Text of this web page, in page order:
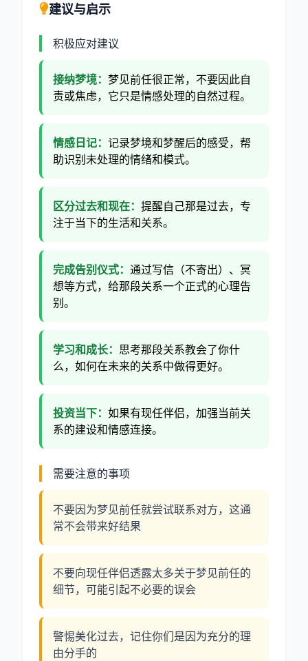
建议与启示
积极应对建议
接纳梦境： 梦见前任很正常，不要因此自
责或焦虑，它只是情感处理的自然过程。
情感日记： 记录梦境和梦醒后的感受，帮
助识别未处理的情绪和模式。
区分过去和现在： 提醒自己那是过去，专
注于当下的生活和关系。
完成告别仪式： 通过写信（不寄出）、冥
想等方式，给那段关系一个正式的心理告
别。
学习和成长： 思考那段关系教会了你什
么，如何在未来的关系中做得更好。
投资当下： 如果有现任伴侣，加强当前关
系的建设和情感连接。
需要注意的事项
不要因为梦见前任就尝试联系对方，这通
常不会带来好结果
不要向现任伴侣透露太多关于梦见前任的
细节，可能引起不必要的误会
警惕美化过去，记住你们是因为充分的理
由分手的